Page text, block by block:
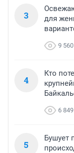
3
для
9 560
4
Кто
6 849
5
Бушует